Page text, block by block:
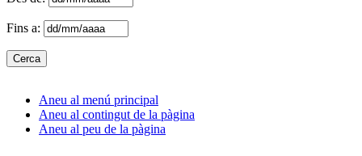
Fins a:
Aneu al menú principal
Aneu al contingut de la pàgina
Aneu al peu de la pàgina